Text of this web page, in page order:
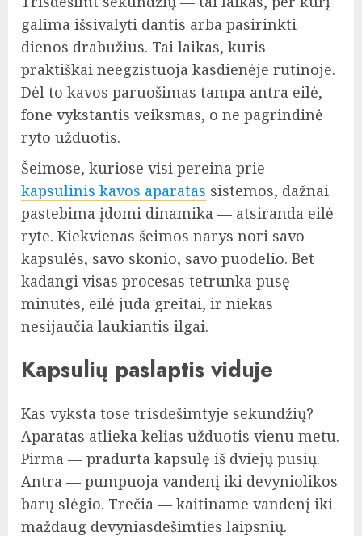
galima išsivalyti dantis arba pasirinkti
dienos drabužius. Tai laikas, kuris
praktiškai neegzistuoja kasdienėje rutinoje.
Dėl to kavos paruošimas tampa antra eilė,
fone vykstantis veiksmas, o ne pagrindinė
ryto užduotis.
Šeimose, kuriose visi pereina prie
kapsulinis kavos aparatas sistemos, dažnai
pastebima įdomi dinamika — atsiranda eilė
ryte. Kiekvienas šeimos narys nori savo
kapsulės, savo skonio, savo puodelio. Bet
kadangi visas procesas tetrunka pusę
minutės, eilė juda greitai, ir niekas
nesijaučia laukiantis ilgai.
Kapsulių paslaptis viduje
Kas vyksta tose trisdešimtyje sekundžių?
Aparatas atlieka kelias užduotis vienu metu.
Pirma — pradurta kapsulę iš dviejų pusių.
Antra — pumpuoja vandenį iki devyniolikos
barų slėgio. Trečia — kaitiname vandenį iki
maždaug devyniasdešimties laipsnių.